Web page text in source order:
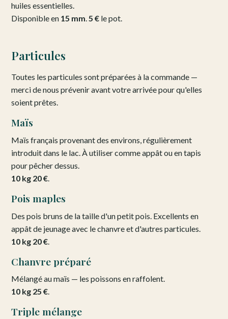
huiles essentielles.
Disponible en 15 mm.5 € le pot.
Particules
Toutes les particules sont préparées à la commande —
merci de nous prévenir avant votre arrivée pour qu'elles
soient prêtes.
Maïs
Maïs français provenant des environs, régulièrement
introduit dans le lac. À utiliser comme appât ou en tapis
pour pêcher dessus.
10 kg 20 €.
Pois maples
Des pois bruns de la taille d'un petit pois. Excellents en
appât de jeunage avec le chanvre et d'autres particules.
10 kg 20 €
Chanvre préparé
Mélangé au maïs — les poissons en raffolent.
10 kg 25 €.
Triple mélange